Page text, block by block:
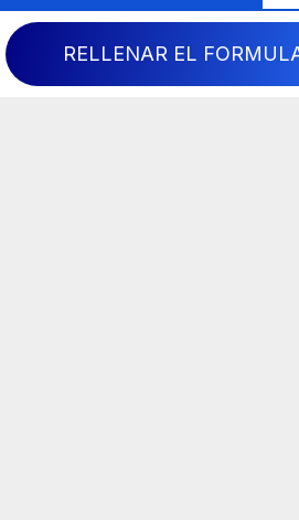
RELLENAR EL